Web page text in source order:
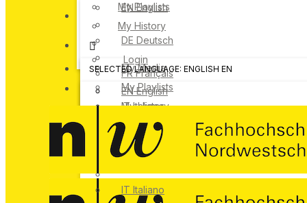
My Playlists
My History
Login
EN English
DE Deutsch
FR Français
IT Italiano
My Media
My Playlists
My History
Login
SELECTED LANGUAGE: ENGLISH EN
EN English
DE Deutsch
FR Français
IT Italiano